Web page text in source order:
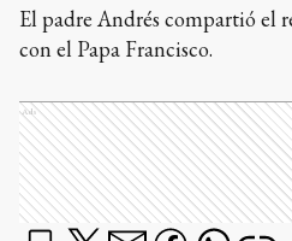
El padre Andrés compartió el
con el Papa Francisco.
Ads